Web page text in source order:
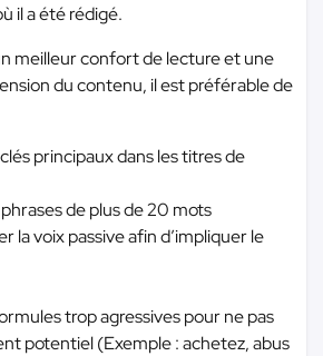
il a été rédigé.
meilleur confort de lecture et une
du contenu, il est préférable de
principaux dans les titres de
de plus de 20 mots
la voix passive afin d’impliquer le
trop agressives pour ne pas
potentiel (Exemple : achetez, abus